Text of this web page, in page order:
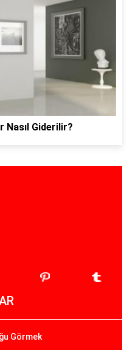
Nasıl Giderilir?
Görmek